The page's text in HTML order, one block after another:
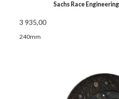
Sachs Race
3 935,00
240mm